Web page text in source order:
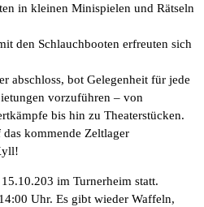
in kleinen Minispielen und Rätseln
den Schlauchbooten erfreuten sich
abschloss, bot Gelegenheit für jede
vorzuführen – von
bis hin zu Theaterstücken.
kommende Zeltlager
im Turnerheim statt.
Uhr. Es gibt wieder Waffeln,